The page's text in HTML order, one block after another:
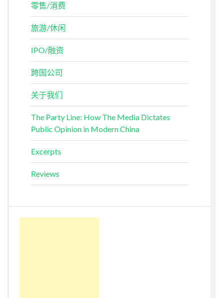
零售/消费
旅游/休闲
IPO/融资
跨国公司
关于我们
The Party Line: How The Media Dictates
Public Opinion in Modern China
Excerpts
Reviews